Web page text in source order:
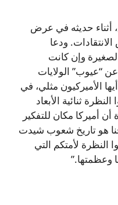
حديثه في عرض
ودعا
وإن كانت
“عيوب” الولايات
الأميركيون مثلي، في
ترفضوا النظرة ثنائية الأبعاد
أميركا مكان للتفكير
هو تاريخ شعوب شيدت
لأمتكم التي
وعظمتها.”